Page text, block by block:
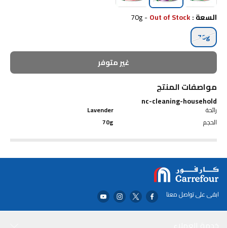
السعة:
70g-Out of Stock
70g
غير متوفر
مواصفات المنتج
nc-cleaning-household
رائحة
Lavender
الحجم
70g
ابقى على تواصل معنا